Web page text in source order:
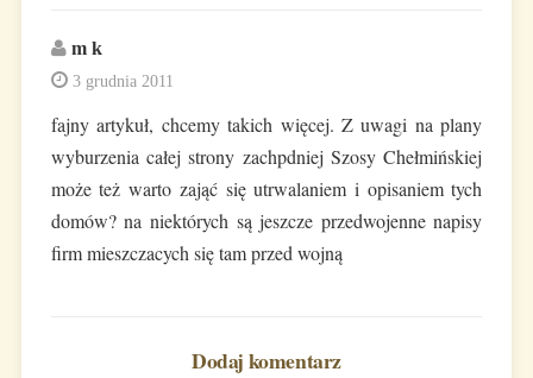
m k
3 grudnia 2011
fajny artykuł, chcemy takich więcej. Z uwagi na plany
wyburzenia całej strony zachpdniej Szosy Chełmińskiej
może też warto zająć się utrwalaniem i opisaniem tych
domów? na niektórych są jeszcze przedwojenne napisy
firm mieszczacych się tam przed wojną
Dodaj komentarz